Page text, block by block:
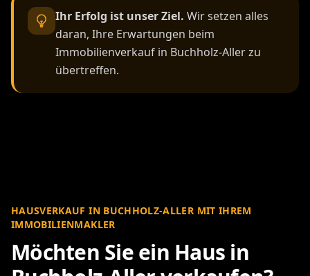
Ihr Erfolg ist unser Ziel. Wir setzen alles
daran, Ihre Erwartungen beim
Immobilienverkauf in Buchholz-Aller zu
übertreffen.
HAUSVERKAUF IN BUCHHOLZ-ALLER MIT IHREM
IMMOBILIENMAKLER
Möchten Sie ein Haus in